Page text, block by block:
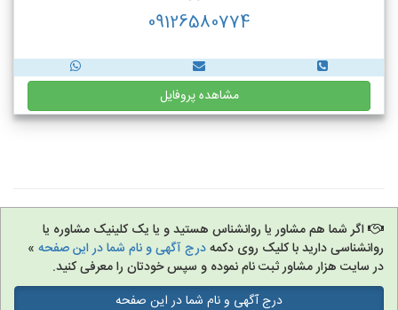
09126580774
مشاهده پروفایل
اگر شما هم مشاور یا روانشناس هستید و یا یک کلینیک مشاوره یا
روانشناسی دارید با کلیک روی دکمهدرج آگهی و نام شما در این صفحه »
در سایت هزار مشاور ثبت نام نموده و سپس خودتان را معرفی کنید.
درج آگهی و نام شما در این صفحه